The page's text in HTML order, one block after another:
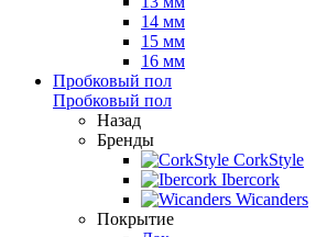
14 мм
15 мм
16 мм
Пробковый пол
Пробковый пол
Назад
Бренды
CorkStyle
Ibercork
Wicanders
Покрытие